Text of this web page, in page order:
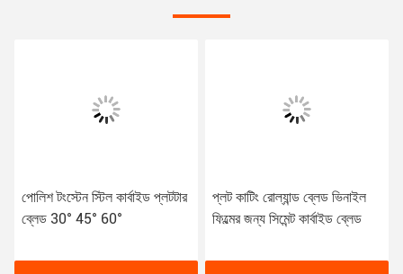
পোলিশ টংস্টেন স্টিল কার্বাইড প্লটটার
ব্লেড 30° 45° 60°
প্লট কাটিং রোল্যান্ড ব্লেড ভিনাইল
ফিল্মের জন্য সিমেন্ট কার্বাইড ব্লেড